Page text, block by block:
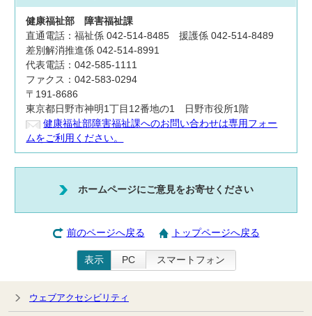
健康福祉部
障害福祉課
直通電話：福祉係 042-514-8485 援護係 042-514-8489
差別解消推進係 042-514-8991
代表電話：042-585-1111
ファクス：042-583-0294
〒191-8686
東京都日野市神明1丁目12番地の1 日野市役所1階
健康福祉部障害福祉課へのお問い合わせは専用フォー
ムをご利用ください。
ホームページにご意見をお寄せください
前のページへ戻る トップページへ戻る
表示 PC スマートフォン
ウェブアクセシビリティ